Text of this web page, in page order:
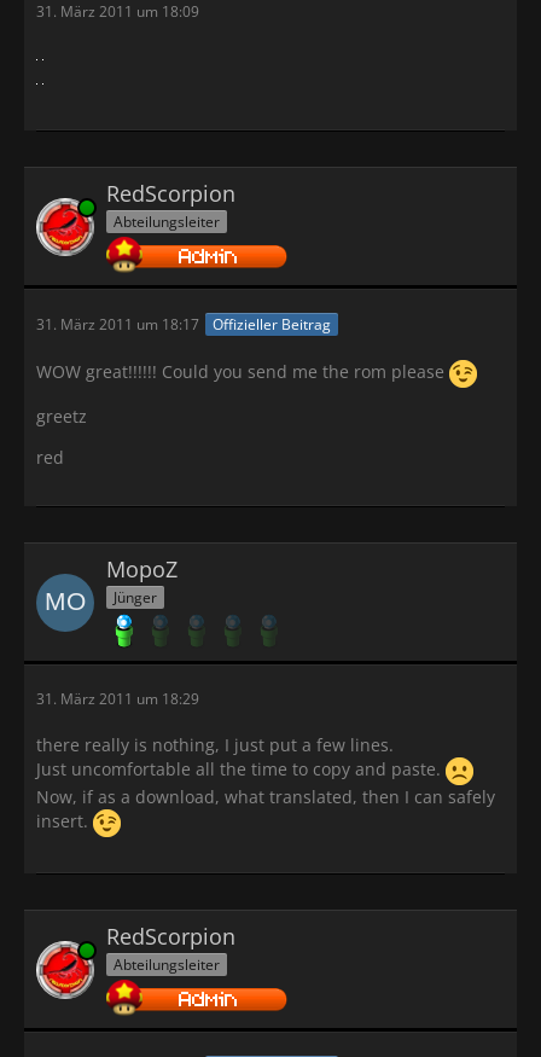
31. März 2011 um 18:09
Online RedScorpion
Abteilungsleiter
31. März 2011 um 18:17 Offizieller Beitrag
WOW great!!!!!! Could you send me the rom please
greetz
red
MopoZ
Jünger
31. März 2011 um 18:29
there really is nothing, I just put a few lines.
Just uncomfortable all the time to copy and paste.
Now, if as a download, what translated, then I can safely
insert.
Online RedScorpion
Abteilungsleiter